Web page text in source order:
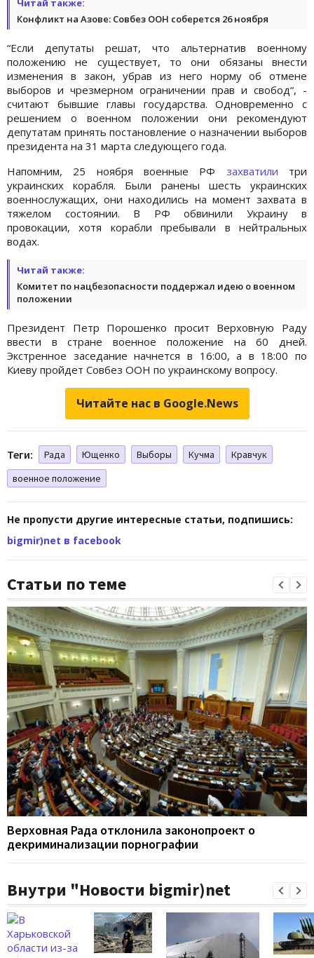
Читай также:
Конфликт на Азове: Совбез ООН соберется 26 ноября
“Если депутаты решат, что альтернатив военному
положению не существует, то они обязаны внести
изменения в закон, убрав из него норму об отмене
выборов и чрезмерном ограничении прав и свобод“, -
считают бывшие главы государства. Одновременно с
решением о военном положении они рекомендуют
депутатам принять постановление о назначении выборов
президента на 31 марта следующего года.
Напомним, 25 ноября военные РФ захватили три
украинских корабля. Были ранены шесть украинских
военнослужащих, они находились на момент захвата в
тяжелом состоянии. В РФ обвинили Украину в
провокации, хотя корабли пребывали в нейтральных
водах.
Читай также:
Комитет по нацбезопасности поддержал идею о военном
положении
Президент Петр Порошенко просит Верховную Раду
ввести в стране военное положение на 60 дней.
Экстренное заседание начнется в 16:00, а в 18:00 по
Киеву пройдет Совбез ООН по украинскому вопросу.
Читайте нас в Google.News
Теги: Рада Ющенко Выборы Кучма
Кравчук
военное положение
Не пропусти другие интересные статьи, подпишись:
bigmir)net в facebook
Статьи по теме
Верховная Рада отклонила законопроект о
декриминализации порнографии
Внутри "Новости bigmir)net